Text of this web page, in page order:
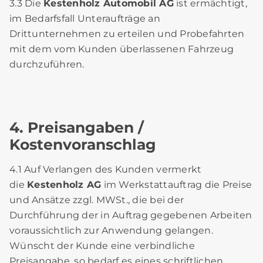
3.3 Die Kestenholz Automobil AGist ermächtigt,
im Bedarfsfall Unteraufträge an
Drittunternehmen zu erteilen und Probefahrten
mit dem vom Kunden überlassenen Fahrzeug
durchzuführen.
4. Preisangaben /
Kostenvoranschlag
4.1 Auf Verlangen des Kunden vermerkt
die Kestenholz AG im Werkstattauftrag die Preise
und Ansätze zzgl. MWSt., die bei der
Durchführung der in Auftrag gegebenen Arbeiten
voraussichtlich zur Anwendung gelangen.
Wünscht der Kunde eine verbindliche